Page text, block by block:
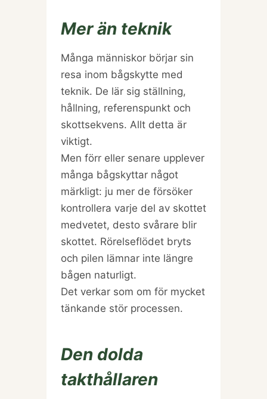
Mer än teknik
Många människor börjar sin
resa inom bågskytte med
teknik. De lär sig ställning,
hållning, referenspunkt och
skottsekvens. Allt detta är
viktigt.
Men förr eller senare upplever
många bågskyttar något
märkligt: ju mer de försöker
kontrollera varje del av skottet
medvetet, desto svårare blir
skottet. Rörelseflödet bryts
och pilen lämnar inte längre
bågen naturligt.
Det verkar som om för mycket
tänkande stör processen.
Den dolda
takthållaren